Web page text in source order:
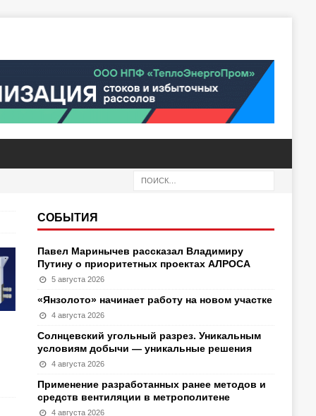
СОБЫТИЯ
Павел Маринычев рассказал Владимиру
Путину о приоритетных проектах АЛРОСА
5 августа 2026
«Янзолото» начинает работу на новом участке
4 августа 2026
Солнцевский угольный разрез. Уникальным
условиям добычи — уникальные решения
4 августа 2026
Применение разработанных ранее методов и
средств вентиляции в метрополитене
4 августа 2026